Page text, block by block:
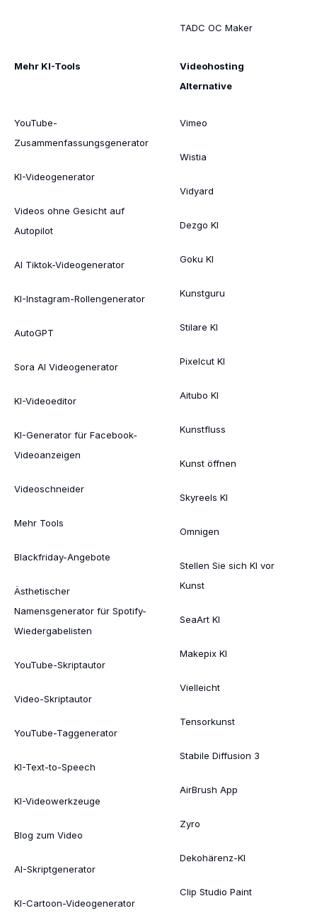
TADC OC Maker
Mehr KI-Tools
YouTube-
Zusammenfassungsgenerator
KI-Videogenerator
Videos ohne Gesicht auf
Autopilot
AI Tiktok-Videogenerator
KI-Instagram-Rollengenerator
AutoGPT
Sora AI Videogenerator
KI-Videoeditor
KI-Generator für Facebook-
Videoanzeigen
Videoschneider
Mehr Tools
Blackfriday-Angebote
Ästhetischer
Namensgenerator für Spotify-
Wiedergabelisten
YouTube-Skriptautor
Video-Skriptautor
YouTube-Taggenerator
KI-Text-to-Speech
KI-Videowerkzeuge
Blog zum Video
AI-Skriptgenerator
KI-Cartoon-Videogenerator
Videohosting
Alternative
Vimeo
Wistia
Vidyard
Dezgo KI
Goku KI
Kunstguru
Stilare KI
Pixelcut KI
Aitubo KI
Kunstfluss
Kunst öffnen
Skyreels KI
Omnigen
Stellen Sie sich KI vor
Kunst
SeaArt KI
Makepix KI
Vielleicht
Tensorkunst
Stabile Diffusion 3
AirBrush App
Zyro
Dekohärenz-KI
Clip Studio Paint